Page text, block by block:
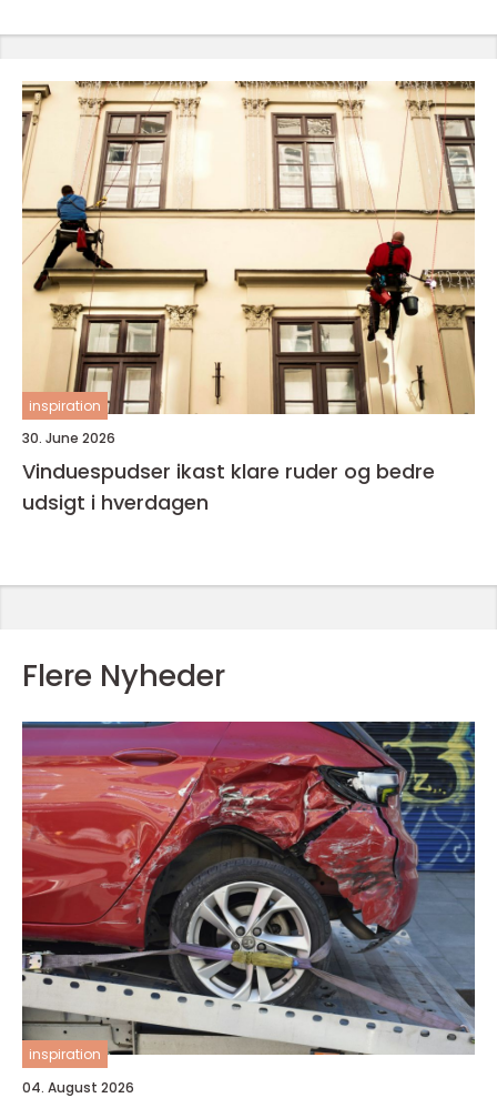
inspiration
30. June 2026
Vinduespudser ikast klare ruder og bedre
udsigt i hverdagen
Flere Nyheder
inspiration
04. August 2026